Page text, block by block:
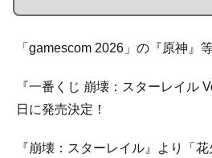
「gamescom 2026」の『原神』
『一番くじ 崩壊：スターレイル
日に発売決定！
『崩壊：スターレイル』より「